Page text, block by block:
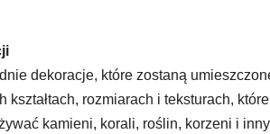
dekoracje, które zostaną
kształtach, rozmiarach i teksturach,
kamieni, korali, roślin, korzeni i